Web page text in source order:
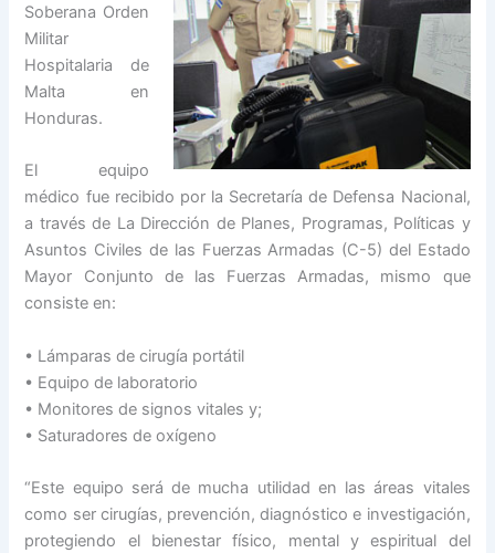
Soberana Orden
Militar
Hospitalaria de
Malta en
Honduras.
El equipo
médico fue recibido por la Secretaría de Defensa Nacional,
a través de La Dirección de Planes, Programas, Políticas y
Asuntos Civiles de las Fuerzas Armadas (C-5) del Estado
Mayor Conjunto de las Fuerzas Armadas, mismo que
consiste en:
• Lámparas de cirugía portátil
• Equipo de laboratorio
• Monitores de signos vitales y;
• Saturadores de oxígeno
“Este equipo será de mucha utilidad en las áreas vitales
como ser cirugías, prevención, diagnóstico e investigación,
protegiendo el bienestar físico, mental y espiritual del